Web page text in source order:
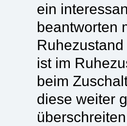
ein
beantworten
ist im
beim
diese weiter